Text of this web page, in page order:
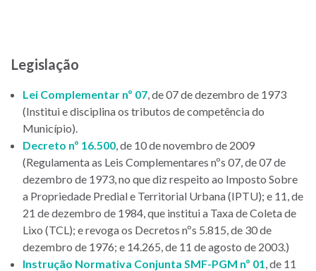
Legislação
Lei Complementar nº 07, de 07 de dezembro de 1973
(Institui e disciplina os tributos de competência do
Município).
Decreto nº 16.500, de 10 de novembro de 2009
(Regulamenta as Leis Complementares nºs 07, de 07 de
dezembro de 1973, no que diz respeito ao Imposto Sobre
a Propriedade Predial e Territorial Urbana (IPTU); e 11, de
21 de dezembro de 1984, que institui a Taxa de Coleta de
Lixo (TCL); e revoga os Decretos nºs 5.815, de 30 de
dezembro de 1976; e 14.265, de 11 de agosto de 2003.)
Instrução Normativa Conjunta SMF-PGM nº 01, de 11